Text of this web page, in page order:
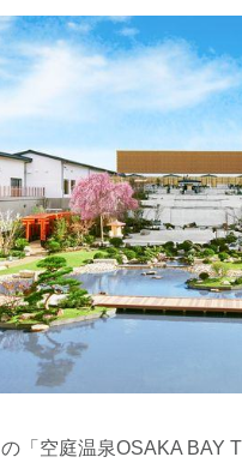
「空庭温泉OSAKA BAY